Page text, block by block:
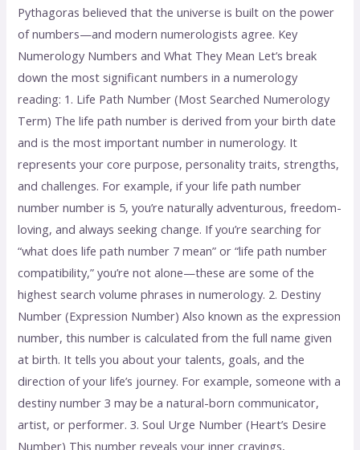
Pythagoras believed that the universe is built on the power
of numbers—and modern numerologists agree. Key
Numerology Numbers and What They Mean Let’s break
down the most significant numbers in a numerology
reading: 1. Life Path Number (Most Searched Numerology
Term) The life path number is derived from your birth date
and is the most important number in numerology. It
represents your core purpose, personality traits, strengths,
and challenges. For example, if your life path number
number number is 5, you’re naturally adventurous, freedom-
loving, and always seeking change. If you’re searching for
“what does life path number 7 mean” or “life path number
compatibility,” you’re not alone—these are some of the
highest search volume phrases in numerology. 2. Destiny
Number (Expression Number) Also known as the expression
number, this number is calculated from the full name given
at birth. It tells you about your talents, goals, and the
direction of your life’s journey. For example, someone with a
destiny number 3 may be a natural-born communicator,
artist, or performer. 3. Soul Urge Number (Heart’s Desire
Number) This number reveals your inner cravings,